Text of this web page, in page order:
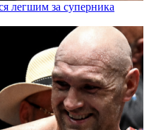
легшим за суперника